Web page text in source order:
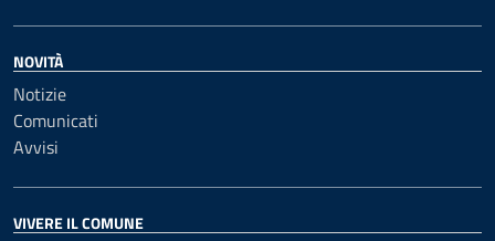
NOVITÀ
Notizie
Comunicati
Avvisi
VIVERE IL COMUNE